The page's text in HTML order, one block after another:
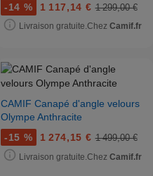
-14 % 1 117,14 € 1 299,00 €
Livraison gratuite. Chez Camif.fr
CAMIF Canapé d'angle velours
Olympe Anthracite
-15 % 1 274,15 € 1 499,00 €
Livraison gratuite. Chez Camif.fr